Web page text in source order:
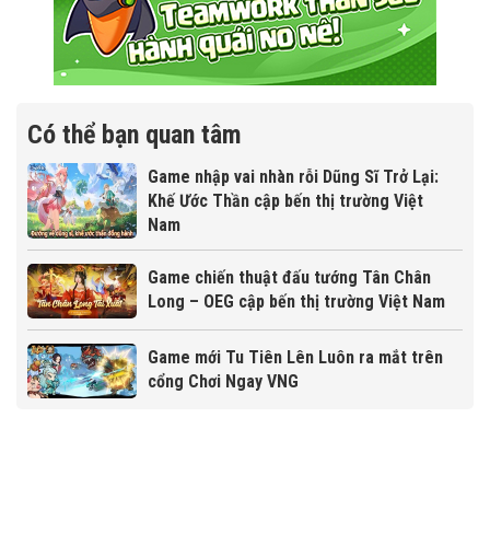
Có thể bạn quan tâm
Game nhập vai nhàn rỗi Dũng Sĩ Trở Lại:
Khế Ước Thần cập bến thị trường Việt
Nam
Game chiến thuật đấu tướng Tân Chân
Long – OEG cập bến thị trường Việt Nam
Game mới Tu Tiên Lên Luôn ra mắt trên
cổng Chơi Ngay VNG